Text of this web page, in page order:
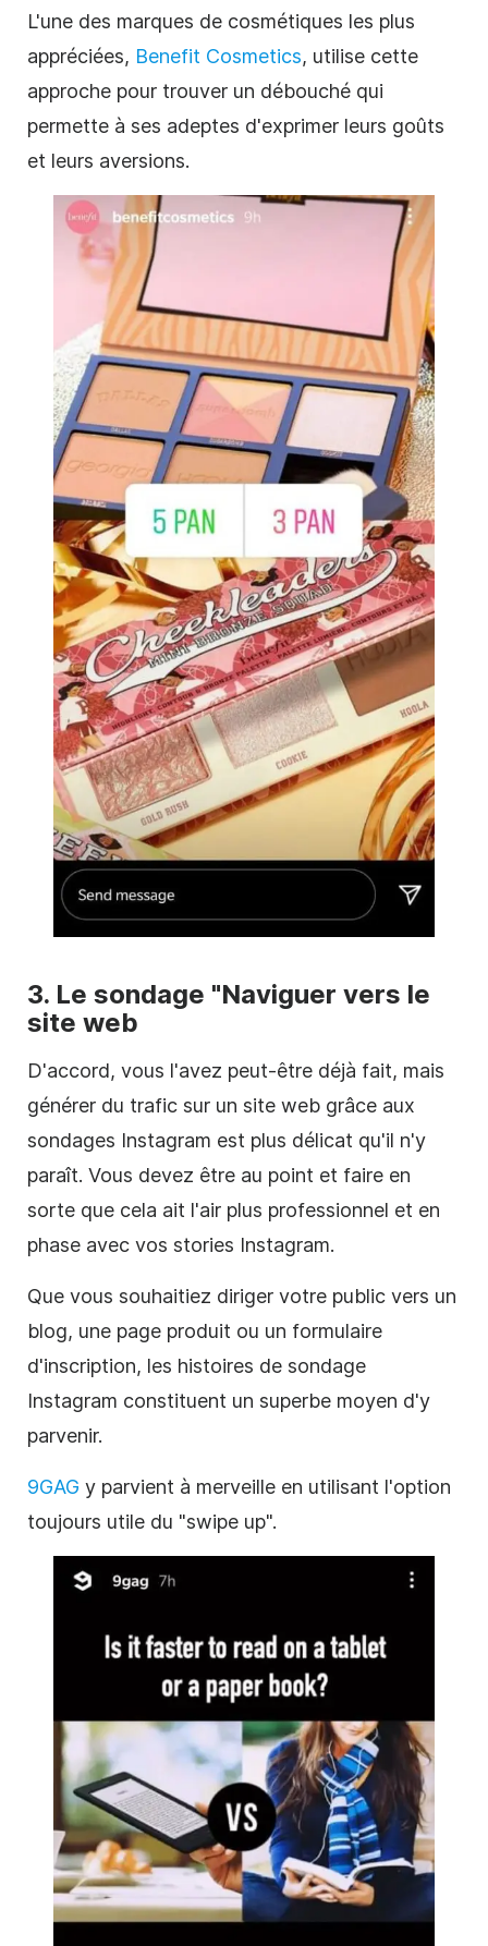
L'une des marques de cosmétiques les plus
appréciées, Benefit Cosmetics, utilise cette
approche pour trouver un débouché qui
permette à ses adeptes d'exprimer leurs goûts
et leurs aversions.
3. Le sondage "Naviguer vers le
site web
D'accord, vous l'avez peut-être déjà fait, mais
générer du trafic sur un site web grâce aux
sondages Instagram est plus délicat qu'il n'y
paraît. Vous devez être au point et faire en
sorte que cela ait l'air plus professionnel et en
phase avec vos stories Instagram.
Que vous souhaitiez diriger votre public vers un
blog, une page produit ou un formulaire
d'inscription, les histoires de sondage
Instagram constituent un superbe moyen d'y
parvenir.
9GAG y parvient à merveille en utilisant l'option
toujours utile du "swipe up".